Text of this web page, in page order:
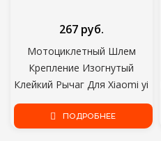
Мотоциклетный Шлем
Крепление Изогнутый
Клейкий Рычаг Для Xiaomi yi
4K Gopro Hero 8 7 6 5 4
SJCAM sj4000 Eken H9 Action
267 руб.
ПОДРОБНЕЕ